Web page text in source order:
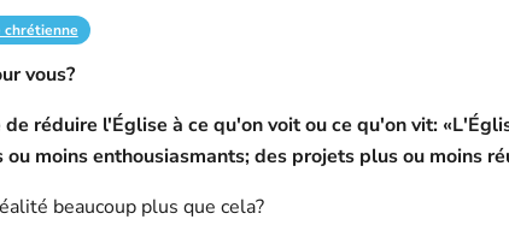
chrétienne
vous?
réduire l'Église à ce qu'on voit ou ce qu'on vit:
moins enthousiasmants; des projets plus ou moins
beaucoup plus que cela?